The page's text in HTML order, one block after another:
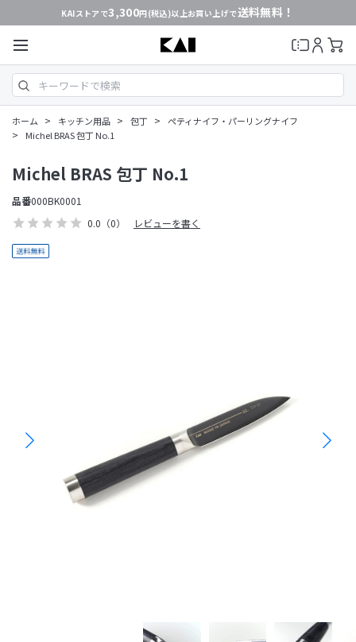
KAIストアで3,300円(税込)以上お買い上げで送料無料！
ホーム > キッチン用品 > 包丁 > ペティナイフ・パーリングナイフ
> Michel BRAS 包丁 No.1
0.0 （0） レビューを書く
Michel BRAS 包丁 No.1
品番000BK0001